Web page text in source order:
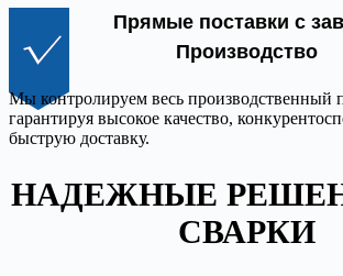
Прямые поставки с
Производство
Мы контролируем весь производственный
гарантируя высокое качество,
быструю доставку.
НАДЕЖНЫЕ
СВАРКИ